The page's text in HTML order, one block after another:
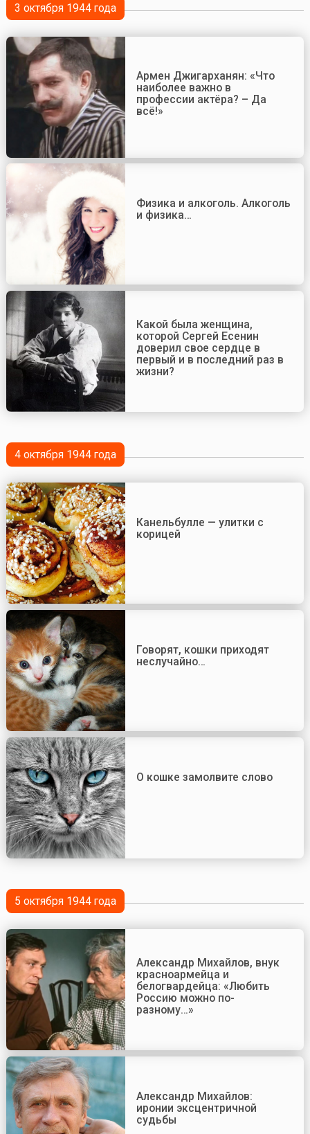
3 октября 1944 года
Армен Джигарханян: «Что
наиболее важно в
профессии актёра? – Да
всё!»
Физика и алкоголь. Алкоголь
и физика…
Какой была женщина,
которой Сергей Есенин
доверил свое сердце в
первый и в последний раз в
жизни?
4 октября 1944 года
Канельбулле — улитки с
корицей
Говорят, кошки приходят
неслучайно…
О кошке замолвите слово
5 октября 1944 года
Александр Михайлов, внук
красноармейца и
белогвардейца: «Любить
Россию можно по-
разному…»
Александр Михайлов:
иронии эксцентричной
судьбы